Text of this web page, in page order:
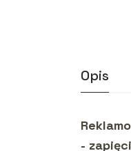
Opis
-